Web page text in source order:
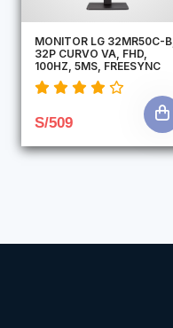
MONITOR LG 32MR50C-B,
32P CURVO VA, FHD,
100HZ, 5MS, FREESYNC
S/509